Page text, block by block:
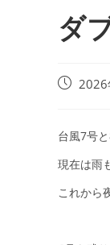
ダ
2026
台風7号
現在は雨
これから